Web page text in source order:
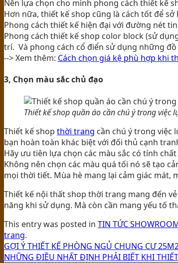
Nên lựa chọn cho mình phong cách thiết kế
Hơn nữa, thiết kế shop cũng là cách tốt để
Phong cách thiết kế hiện đại với đường nét
Phong cách thiết kế shop color block (sử
trí. Và phong cách cổ điển sử dụng những
--> Xem thêm: Cách chọn giá kệ phù hợp khi
3, Chọn màu sắc chủ đạo
Thiết kế shop quần áo cần chú ý trong việc
Thiết kế shop thời trang cần chú ý trong việc
bạn hoàn toàn khác biệt với đối thủ cạnh
Hãy ưu tiên lựa chọn các màu sắc có tính
Không nên chọn các màu quá tối nó sẽ tạo
mọi thời tiết. Mùa hè mang lại cảm giác mát,
Thiết kế nội thất shop thời trang mang đến
năng khi sử dụng. Mà còn cần mang yếu tố
This entry was posted in TIN TỨC
trang.
GỢI Ý THIẾT KẾ PHÒNG NGỦ CHUNG CƯ
NHỮNG ĐIỀU NHẤT ĐỊNH PHẢI BIẾT KHI